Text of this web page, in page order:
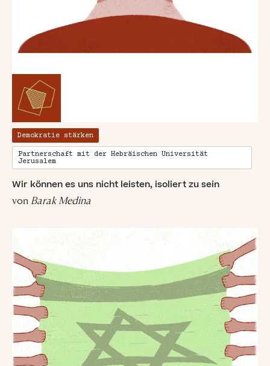
Demokratie stärken
Partnerschaft mit der Hebräischen Universität
Jerusalem
Wir können es uns nicht leisten, isoliert zu sein
von Barak Medina
„Damit das Böse
gedeiht, braucht
es nur gute
Menschen, die
nichts
unternehmen”